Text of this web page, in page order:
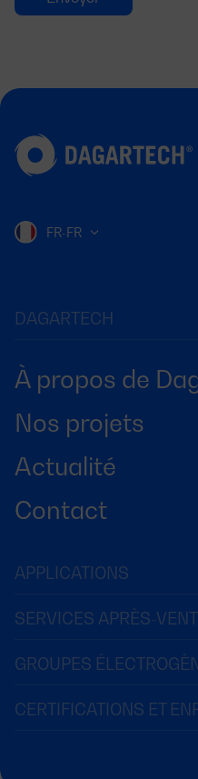
DAGARTECH
À propos de
Nos projets
Actualité
Contact
FR-FR
APPLICATIONS
SERVICES APRÈS-
GROUPES
CERTIFICATIONS ET